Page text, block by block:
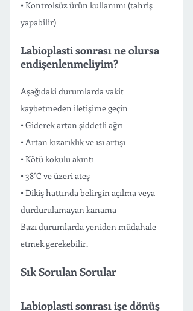
• Kontrolsüz ürün kullanımı (tahriş
yapabilir)
Labioplasti sonrası ne olursa
endişenlenmeliyim?
Aşağıdaki durumlarda vakit
kaybetmeden iletişime geçin
• Giderek artan şiddetli ağrı
• Artan kızarıklık ve ısı artışı
• Kötü kokulu akıntı
• 38°C ve üzeri ateş
• Dikiş hattında belirgin açılma veya
durdurulamayan kanama
Bazı durumlarda yeniden müdahale
etmek gerekebilir.
Sık Sorulan Sorular
Labioplasti sonrası işe dönüş